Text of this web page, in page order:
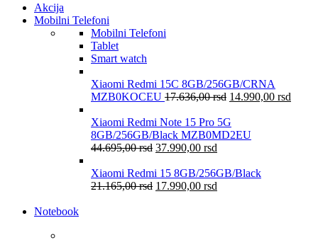
Akcija
Mobilni Telefoni
Mobilni Telefoni
Tablet
Smart watch
Xiaomi Redmi 15C 8GB/256GB/CRNA
MZB0KOCEU 17.636,00rsd 14.990,00 rsd
Xiaomi Redmi Note 15 Pro 5G
8GB/256GB/Black MZB0MD2EU
44.695,00rsd 37.990,00 rsd
Xiaomi Redmi 15 8GB/256GB/Black
21.165,00rsd 17.990,00 rsd
Notebook